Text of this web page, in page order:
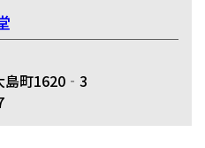
島町1620‐3